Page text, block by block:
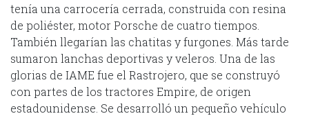
tenía una carrocería cerrada, construida con resina
de poliéster, motor Porsche de cuatro tiempos.
También llegarían las chatitas y furgones. Más tarde
sumaron lanchas deportivas y veleros. Una de las
glorias de IAME fue el Rastrojero, que se construyó
con partes de los tractores Empire, de origen
estadounidense. Se desarrolló un pequeño vehículo